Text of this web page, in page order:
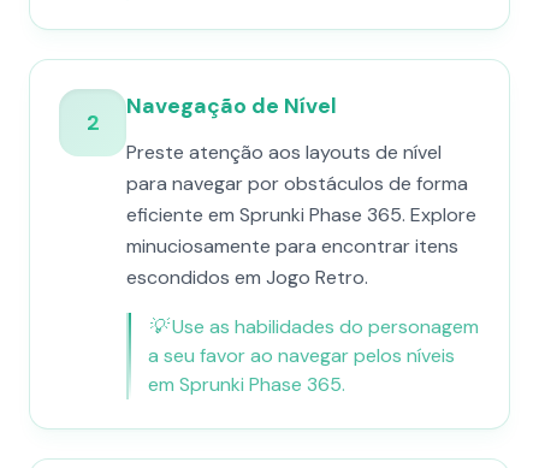
2
Navegação de Nível
Preste atenção aos layouts de nível
para navegar por obstáculos de forma
eficiente em Sprunki Phase 365. Explore
minuciosamente para encontrar itens
escondidos em Jogo Retro.
💡Use as habilidades do personagem
a seu favor ao navegar pelos níveis
em Sprunki Phase 365.